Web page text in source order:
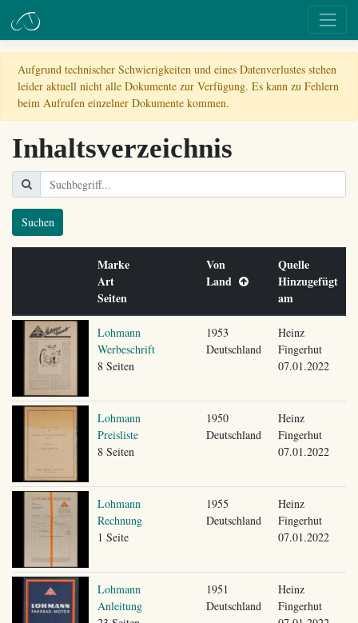
Aufgrund technischer Schwierigkeiten und eines Datenverlustes stehen
leider aktuell nicht alle Dokumente zur Verfügung. Es kann zu Fehlern
beim Aufrufen einzelner Dokumente kommen.
Inhaltsverzeichnis
Suchen
Marke
Art
Seiten
Von
Land
Quelle
Hinzugefügt
am
Lohmann
Werbeschrift
8 Seiten
1953
Deutschland
Heinz
Fingerhut
07.01.2022
Lohmann
Preisliste
8 Seiten
1950
Deutschland
Heinz
Fingerhut
07.01.2022
Lohmann
Rechnung
1 Seite
1955
Deutschland
Heinz
Fingerhut
07.01.2022
Lohmann
Anleitung
1951
Deutschland
Heinz
Fingerhut